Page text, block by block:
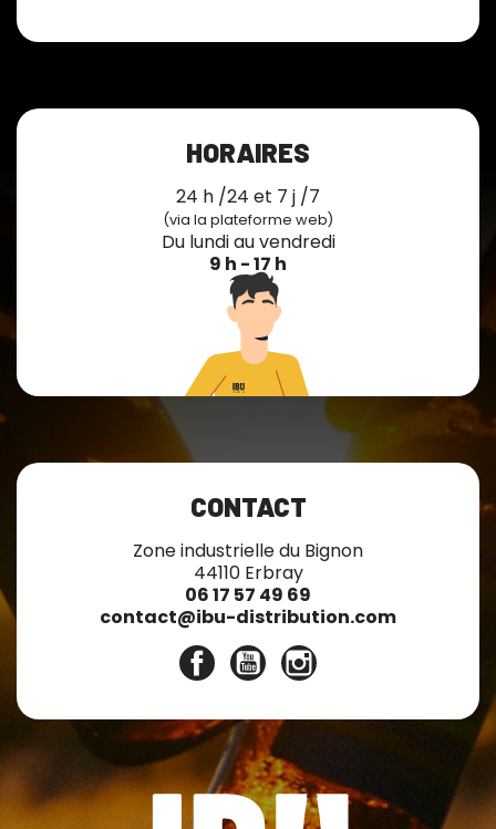
HORAIRES
24 h /24 et 7 j /7
(via la plateforme web)
Du lundi au vendredi
9 h - 17 h
CONTACT
Zone industrielle du Bignon
44110 Erbray
06 17 57 49 69
contact@ibu-distribution.com
FacebookYouTube